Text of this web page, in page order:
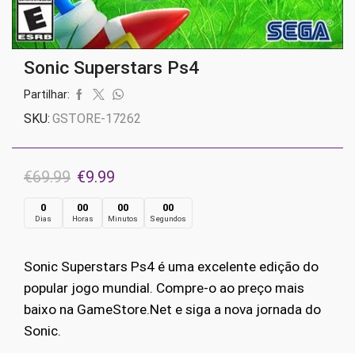
Sonic Superstars Ps4
Partilhar:
SKU: GSTORE-17262
€69.99 O
preço
original
€69.99.
€9.99
preço
atual
€9.99.
0
Dias
00
Horas
00
Minutos
00
Segundos
Sonic Superstars Ps4 é uma excelente edição do
popular jogo mundial. Compre-o ao preço mais
baixo na GameStore.Net e siga a nova jornada do
Sonic.